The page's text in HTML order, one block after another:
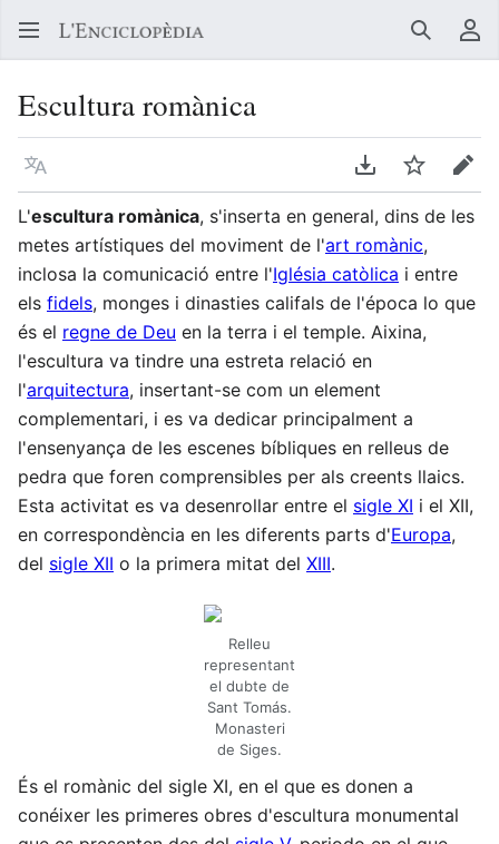
Buscar
Escultura romànica
Llegir en un atre idioma Descarregar en
Vigilar
L'escultura romànica, s'inserta en general, dins de les
metes artístiques del moviment de l'art romànic,
inclosa la comunicació entre l'Iglésia catòlica i entre
els fidels, monges i dinasties califals de l'época lo que
és el regne de Deu en la terra i el temple. Aixina,
l'escultura va tindre una estreta relació en
l'arquitectura, insertant-se com un element
complementari, i es va dedicar principalment a
l'ensenyança de les escenes bíbliques en relleus de
pedra que foren comprensibles per als creents llaics.
Esta activitat es va desenrollar entre el sigle XI i el XII,
en correspondència en les diferents parts d'Europa,
del sigle XII o la primera mitat del XIII.
Relleu
representant
el dubte de
Sant Tomás.
Monasteri
de Siges.
És el romànic del sigle XI, en el que es donen a
conéixer les primeres obres d'escultura monumental